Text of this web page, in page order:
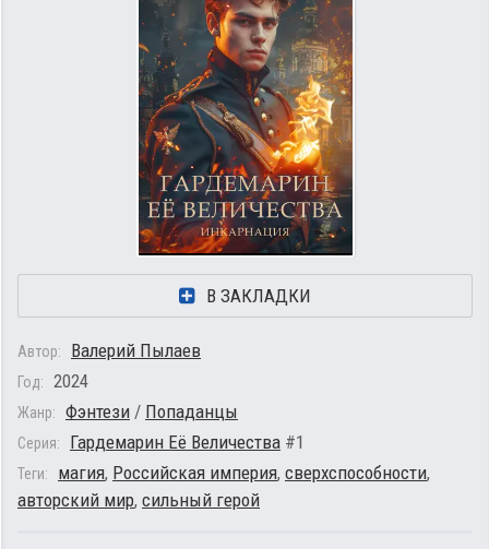
В ЗАКЛАДКИ
Автор: Валерий Пылаев
Год: 2024
Жанр: Фэнтези / Попаданцы
Серия: Гардемарин Её Величества #1
Теги: магия, Российская империя, сверхспособности,
авторский мир, сильный герой